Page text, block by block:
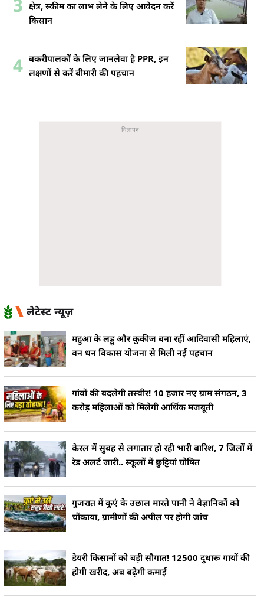
3 क्षेत्र, स्कीम का लाभ लेने के लिए आवेदन करें
किसान
4 बकरीपालकों के लिए जानलेवा है PPR, इन
लक्षणों से करें बीमारी की पहचान
लेटेस्ट न्यूज़
महुआ के लड्डू और कुकीज बना रहीं आदिवासी महिलाएं,
वन धन विकास योजना से मिली नई पहचान
गांवों की बदलेगी तस्वीर! 10 हजार नए ग्राम संगठन, 3
करोड़ महिलाओं को मिलेगी आर्थिक मजबूती
केरल में सुबह से लगातार हो रही भारी बारिश, 7 जिलों में
रेड अलर्ट जारी.. स्कूलों में छुट्टियां घोषित
गुजरात में कुएं के उछाल मारते पानी ने वैज्ञानिकों को
चौंकाया, ग्रामीणों की अपील पर होगी जांच
डेयरी किसानों को बड़ी सौगात! 12500 दुधारू गायों की
होगी खरीद, अब बढ़ेगी कमाई